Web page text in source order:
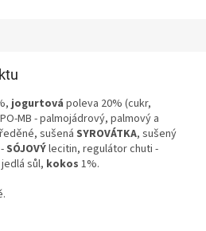
jogurtová poleva 20% (cukr,
MB - palmojádrový, palmový a
sušená SYROVÁTKA, sušený
SÓJOVÝlecitin, regulátor chuti -
sůl, kokos 1%.